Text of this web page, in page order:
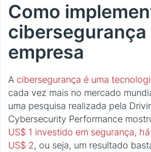
Como
cibersegurança
empresa
A cibersegurança é uma
cada vez mais no mercado
uma pesquisa realizada pela
Cybersecurity Performance
US$ 1 investido em segurança,
US$ 2, ou seja, um resultado